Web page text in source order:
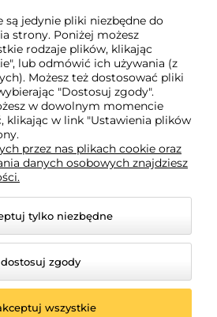
są jedynie pliki niezbędne do
strony. Poniżej możesz
rodzaje plików, klikając
lub odmówić ich używania (z
Możesz też dostosować pliki
"Dostosuj zgody".
w dowolnym momencie
klikając w link "Ustawienia plików
przez nas plikach cookie oraz
danych osobowych znajdziesz
tylko niezbędne
dostosuj zgody
wszystkie